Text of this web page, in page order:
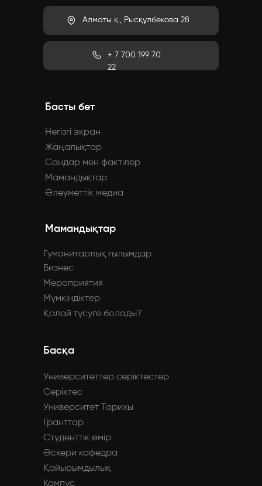
Алматы қ., Рысқұлбекова 28
Басты бет
Негізгі экран
Жаңалықтар
+ 7 700 199 70
22
Сандар мен фактілер
Мамандықтар
Әлеуметтік медиа
Мамандықтар
Гуманитарлық ғылымдар
Бизнес
Мероприятия
Мүмкіндіктер
Қалай түсуге болады?
Басқа
Университеттер серіктестер
Серіктес
Университет Тарихы
Гранттар
Студенттік өмір
Әскери кафедра
Қайырымдылық
Кампус